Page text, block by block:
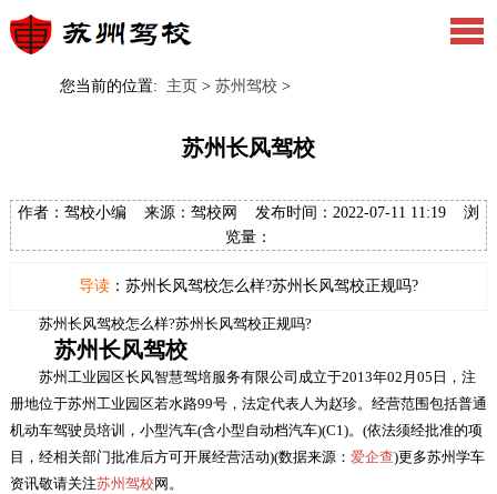
您当前的位置: 主页 > 苏州驾校 >
苏州长风驾校
作者：驾校小编 来源：驾校网 发布时间：2022-07-11 11:19 浏
览量：
导读：苏州长风驾校怎么样?苏州长风驾校正规吗?
苏州长风驾校怎么样?苏州长风驾校正规吗?
苏州长风驾校
苏州工业园区长风智慧驾培服务有限公司成立于2013年02月05日，注
册地位于苏州工业园区若水路99号，法定代表人为赵珍。经营范围包括普通
机动车驾驶员培训，小型汽车(含小型自动档汽车)(C1)。(依法须经批准的项
目，经相关部门批准后方可开展经营活动)(数据来源： 爱企查)更多苏州学车
资讯敬请关注苏州驾校网。